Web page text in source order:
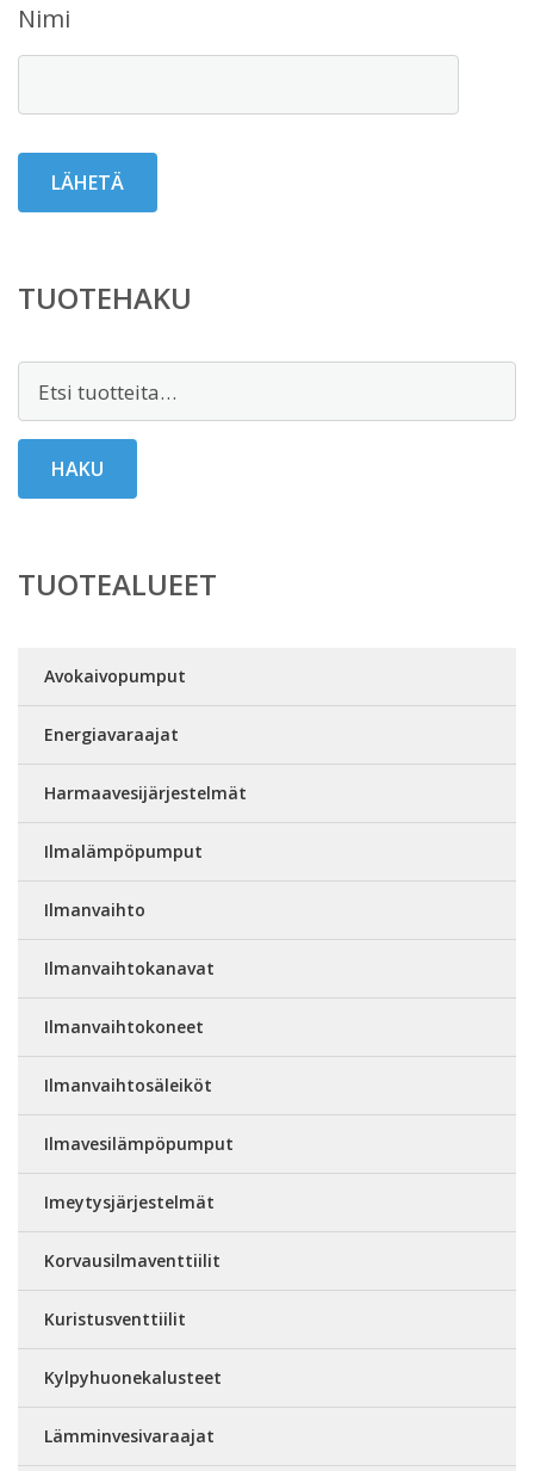
Nimi
TUOTEHAKU
HAKU
TUOTEALUEET
Avokaivopumput
Energiavaraajat
Harmaavesijärjestelmät
Ilmalämpöpumput
Ilmanvaihto
Ilmanvaihtokanavat
Ilmanvaihtokoneet
Ilmanvaihtosäleiköt
Ilmavesilämpöpumput
Imeytysjärjestelmät
Korvausilmaventtiilit
Kuristusventtiilit
Kylpyhuonekalusteet
Lämminvesivaraajat